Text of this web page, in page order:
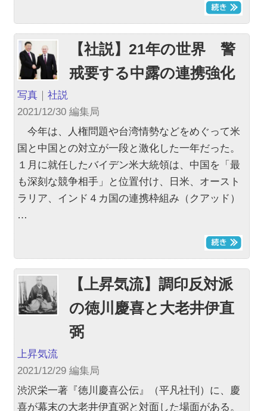
【社説】21年の世界 警
戒要する中露の連携強化
写真 ｜社説
2021/12/30 編集局
今年は、人権問題や台湾情勢などをめぐって米
国と中国との対立が一段と激化した一年だった。
１月に就任したバイデン米大統領は、中国を「最
も深刻な競争相手」と位置付け、日米、オースト
ラリア、インド４カ国の連携枠組み（クアッド）
…
【上昇気流】調印反対派
の徳川慶喜と大老井伊直
弼
上昇気流
2021/12/29 編集局
渋沢栄一著『徳川慶喜公伝』（平凡社刊）に、慶
喜が幕末の大老井伊直弼と対面した場面がある。